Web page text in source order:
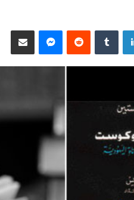
لينكدإن ماسنجر مشاركة عبر البريد